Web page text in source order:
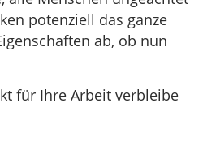
potenziell das ganze
ab, ob nun
für Ihre Arbeit verbleibe